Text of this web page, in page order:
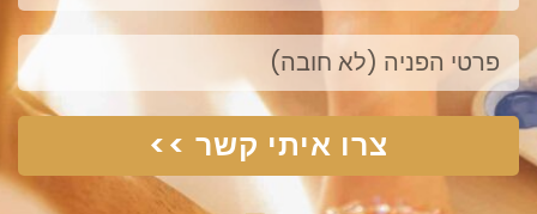
פנייה
צרו איתי קשר >>